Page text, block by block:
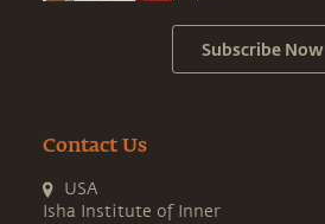
Subscribe Now
Contact Us
USA
Isha Institute of Inner